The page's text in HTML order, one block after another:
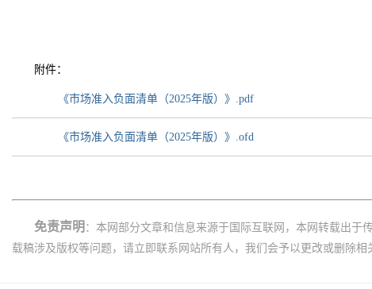
附件：
《市场准入负面清单（2025年版）》.pdf
《市场准入负面清单（2025年版）》.ofd
免责声明 ：本网部分文章和信息来源于国际互联网，本网转载出于
载稿涉及版权等问题，请立即联系网站所有人，我们会予以更改或删除相